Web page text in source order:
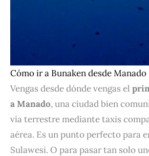
Cómo ir a Bunaken desde Manado
Vengas desde dónde vengas el
a Manado, una ciudad bien
vía terrestre mediante taxis
aérea. Es un punto perfecto para
Sulawesi. O para pasar tan solo